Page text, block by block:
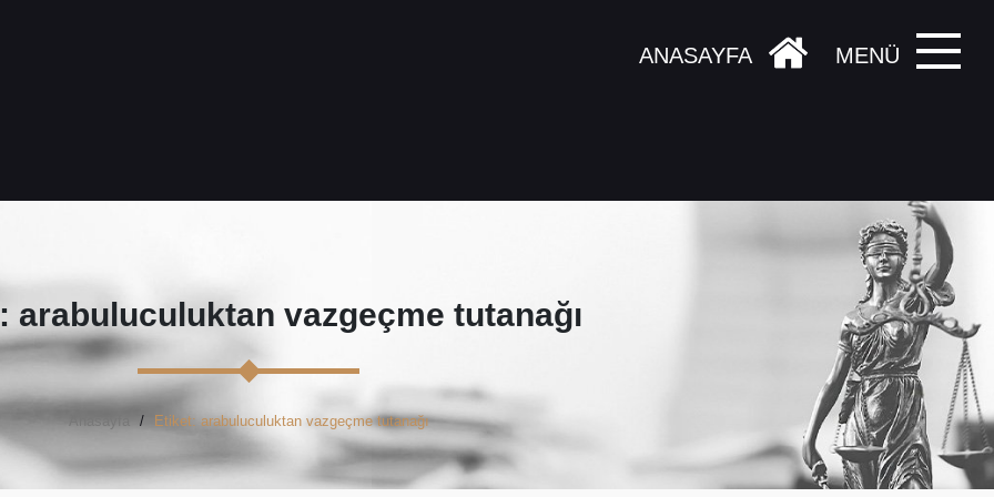
MENÜ
ANASAYFA
arabuluculuktan vazgeçme tutanağı
Anasayfa Etiket: arabuluculuktan vazgeçme tutanağı